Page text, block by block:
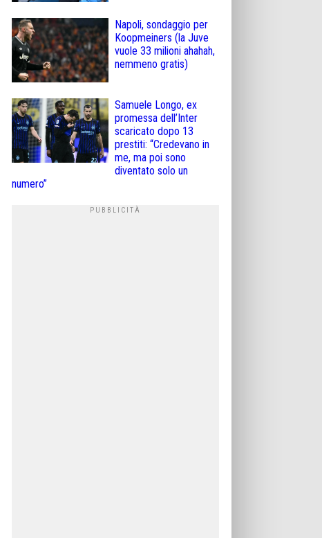
Napoli, sondaggio per
Koopmeiners (la Juve
vuole 33 milioni ahahah,
nemmeno gratis)
Samuele Longo, ex
promessa dell’Inter
scaricato dopo 13
prestiti: “Credevano in
me, ma poi sono
diventato solo un
numero”